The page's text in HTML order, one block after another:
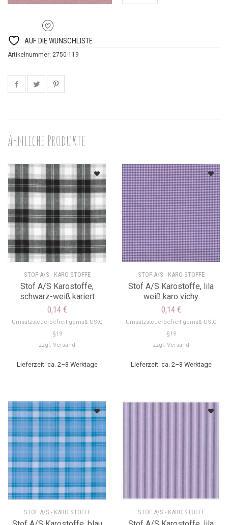
AUF DIE WUNSCHLISTE
Artikelnummer: 2750-119
Ähnliche Produkte
STOF A/S - KARO STOFFE
Stof A/S Karostoffe,
schwarz-weiß kariert
0,14 €
Umsatzsteuerbefreit gemäß UStG
§19
zzgl. Versand
Lieferzeit: ca. 2–3 Werktage
STOF A/S - KARO STOFFE
Stof A/S Karostoffe, lila
weiß karo vichy
0,14 €
Umsatzsteuerbefreit gemäß UStG
§19
zzgl. Versand
Lieferzeit: ca. 2–3 Werktage
STOF A/S - KARO STOFFE STOF A/S - KARO STOFFE